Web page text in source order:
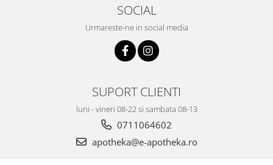
SOCIAL
Urmareste-ne in social media
SUPORT CLIENTI
luni - vineri 08-22 si sambata 08-13
0711064602
apotheka@e-apotheka.ro